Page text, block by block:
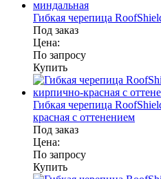
Гибкая черепица
Под заказ
Цена:
По запросу
Купить
Гибкая черепица
красная с оттенением
Под заказ
Цена:
По запросу
Купить